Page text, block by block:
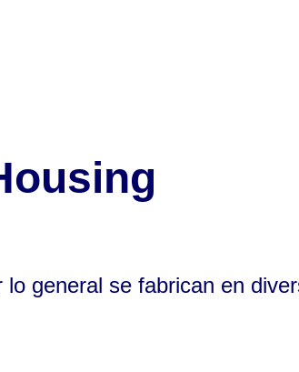
general se fabrican en